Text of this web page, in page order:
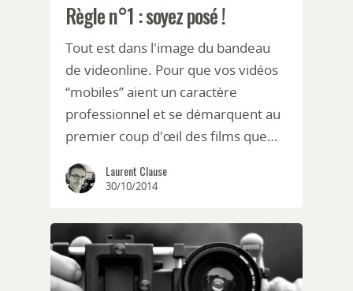
Règle n°1 : soyez posé !
Tout est dans l'image du bandeau
de videonline. Pour que vos vidéos
“mobiles” aient un caractère
professionnel et se démarquent au
premier coup d'œil des films que…
Laurent Clause
30/10/2014